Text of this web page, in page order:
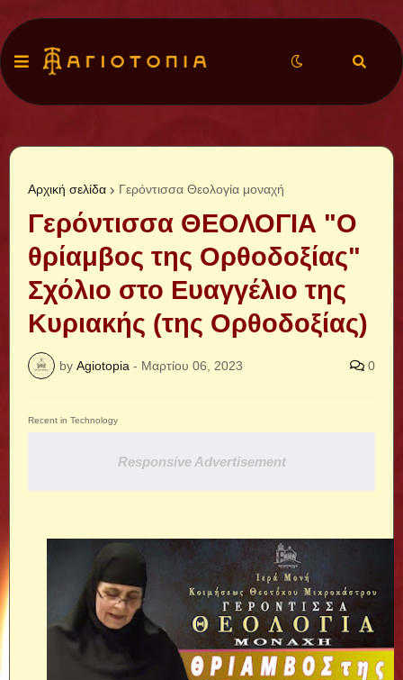
Αρχική σελίδα Γερόντισσα Θεολογία μοναχή
Γερόντισσα ΘΕΟΛΟΓΙΑ "Ο
θρίαμβος της Ορθοδοξίας"
Σχόλιο στο Ευαγγέλιο της
Κυριακής (της Ορθοδοξίας)
by Agiotopia - Μαρτίου 06, 2023 0
Recent in Technology
Responsive Advertisement